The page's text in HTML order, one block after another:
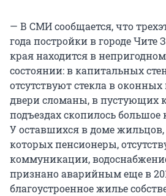
— В СМИ сообщается, что
года постройки в городе Чите
края находится в
состоянии: в капитальных
отсутствуют стекла в
двери сломаны, в пустующих
подъездах скопилось большое
У оставшихся в доме
которых пенсионеры,
коммуникации,
признано аварийным еще в
благоустроенное жилье